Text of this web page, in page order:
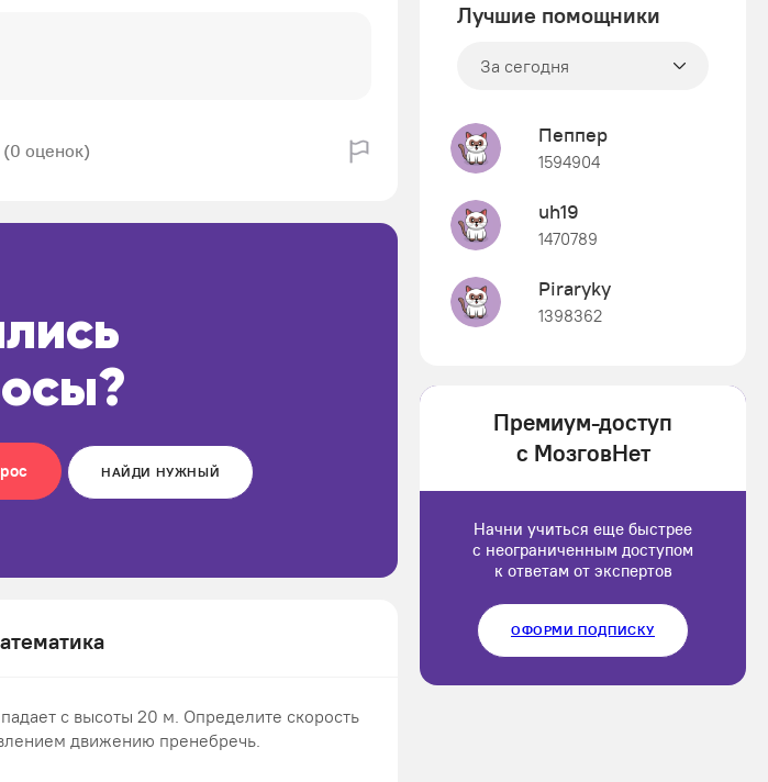
(0 оценок)
НАЙДИ НУЖНЫЙ
с высоты 20 м. Определите скорость
движению пренебречь.
Лучшие помощники
За сегодня
Пеппер
1594904
uh19
1470789
Piraryky
1398362
Luluput
Премиум-доступ
с МозговНет
Начни учиться еще быстрее
с неограниченным доступом
к ответам от экспертов
ОФОРМИ ПОДПИСКУ